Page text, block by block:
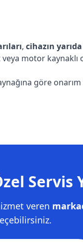
, cihazın
motor kaynaklı
göre
Servis
veren